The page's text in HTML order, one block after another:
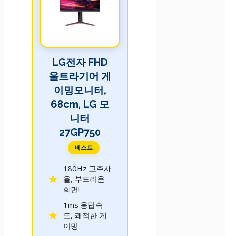
LG전자 FHD
울트라기어 게
이밍모니터,
68cm, LG 모
니터
27GP750
베스트
180Hz 고주사
율, 부드러운
화면!
1ms 응답속
도, 쾌적한 게
이밍